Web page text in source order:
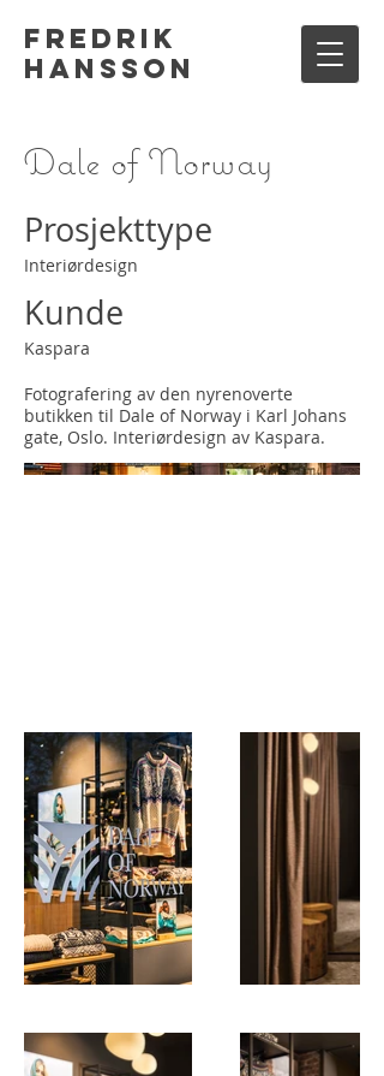
Fredrik
Hansson
Dale of Norway
Prosjekttype
Interiørdesign
Kunde
Kaspara
Fotografering av den nyrenoverte
butikken til Dale of Norway i Karl Johans
gate, Oslo. Interiørdesign av Kaspara.